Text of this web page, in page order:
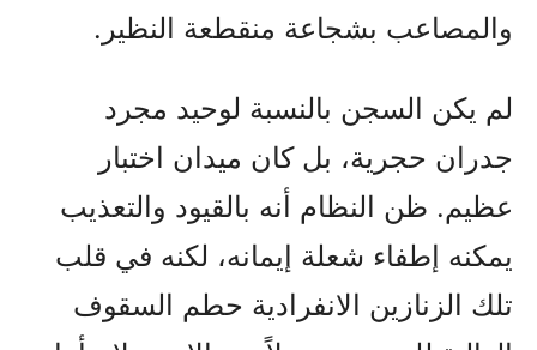
والمصاعب بشجاعة منقطعة النظير.
لم يكن السجن بالنسبة لوحيد مجرد
جدران حجرية، بل كان ميدان اختبار
عظيم. ظن النظام أنه بالقيود والتعذيب
يمكنه إطفاء شعلة إيمانه، لكنه في قلب
تلك الزنازين الانفرادية حطم السقوف